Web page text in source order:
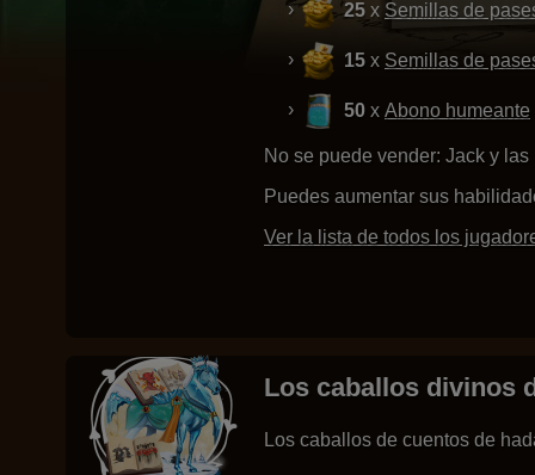
25 x Semillas de
15 x Semillas de
50 x Abono humeante
No se puede vender: Jack y
Puedes aumentar sus
Ver la lista de todos los
Los caballos divinos
Los caballos de cuentos de